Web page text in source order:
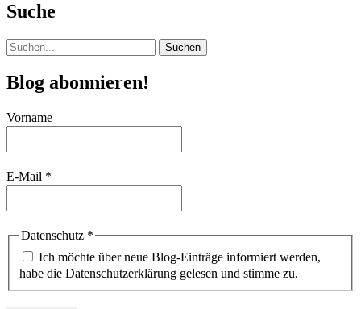
Mineralölen
oder
Suche
Suchen
nach:
Blog abonnieren!
Vorname
E-Mail *
Datenschutz *
Ich möchte über neue Blog-Einträge informiert werden,
habe die Datenschutzerklärung gelesen und stimme zu.